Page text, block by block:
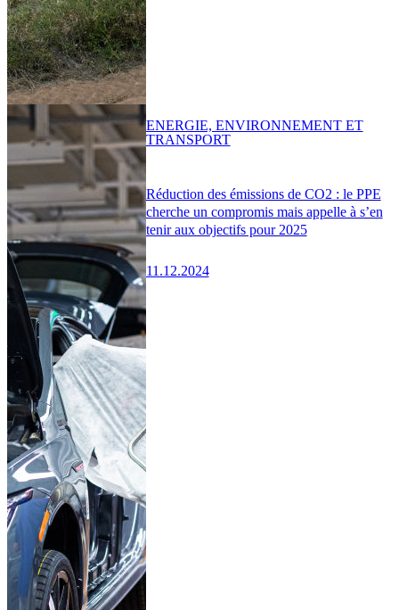
Réduction des émissions de CO2 : le PPE
cherche un compromis mais appelle à s’en
tenir aux objectifs pour 2025
11.12.2024
ENERGIE, ENVIRONNEMENT ET
TRANSPORT